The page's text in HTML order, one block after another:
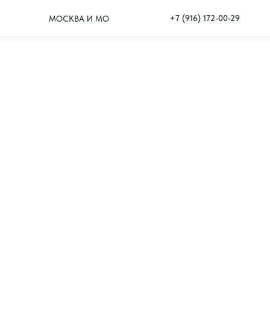
МОСКВА И МО +7 (916) 172-00-29